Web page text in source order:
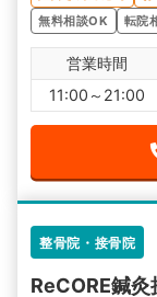
無料相談OK
転院
営業時間
11:00～21:00
整骨院・接骨院
ReCORE鍼